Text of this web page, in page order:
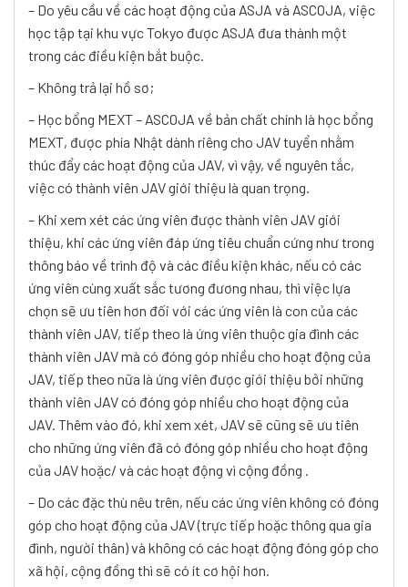
– Do yêu cầu về các hoạt động của ASJA và ASCOJA, việc
học tập tại khu vực Tokyo được ASJA đưa thành một
trong các điều kiện bắt buộc.
– Không trả lại hồ sơ;
– Học bổng MEXT – ASCOJA về bản chất chính là học bổng
MEXT, được phía Nhật dành riêng cho JAV tuyển nhằm
thúc đẩy các hoạt động của JAV, vì vậy, về nguyên tắc,
việc có thành viên JAV giới thiệu là quan trọng.
– Khi xem xét các ứng viên được thành viên JAV giới
thiệu, khi các ứng viên đáp ứng tiêu chuẩn cứng như trong
thông báo về trình độ và các điều kiện khác, nếu có các
ứng viên cùng xuất sắc tương đương nhau, thì việc lựa
chọn sẽ ưu tiên hơn đối với các ứng viên là con của các
thành viên JAV, tiếp theo là ứng viên thuộc gia đình các
thành viên JAV mà có đóng góp nhiều cho hoạt động của
JAV, tiếp theo nữa là ứng viên được giới thiệu bởi những
thành viên JAV có đóng góp nhiều cho hoạt động của
JAV. Thêm vào đó, khi xem xét, JAV sẽ cũng sẽ ưu tiên
cho những ứng viên đã có đóng góp nhiều cho hoạt động
của JAV hoặc/ và các hoạt động vì cộng đồng .
– Do các đặc thù nêu trên, nếu các ứng viên không có đóng
góp cho hoạt động của JAV (trực tiếp hoặc thông qua gia
đình, người thân) và không có các hoạt động đóng góp cho
xã hội, cộng đồng thì sẽ có ít cơ hội hơn.